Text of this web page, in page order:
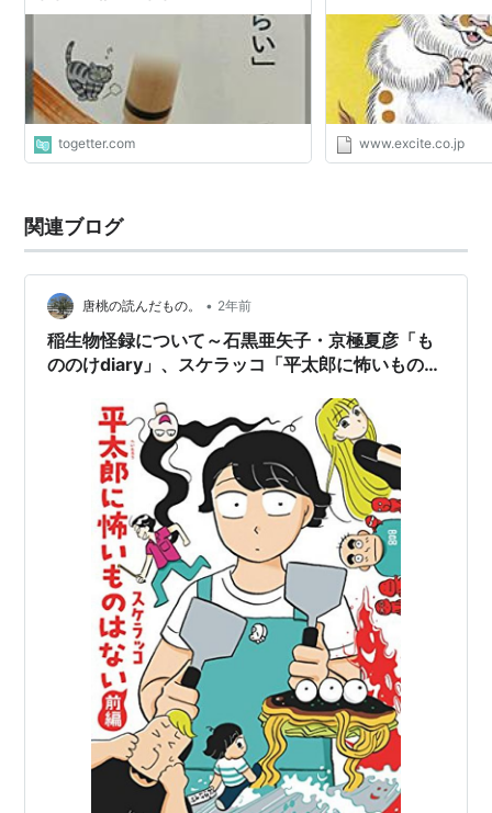
togetter.com www.excite.co.jp
関連ブログ
唐桃の読んだもの。 • 2年前
稲生物怪録について～石黒亜矢子・京極夏彦「も
ののけdiary」、スケラッコ「平太郎に怖いものは